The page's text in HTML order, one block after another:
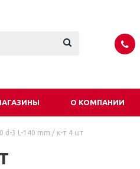
О КОМПАНИИ
d-3 L-140 mm / к-т 4 шт